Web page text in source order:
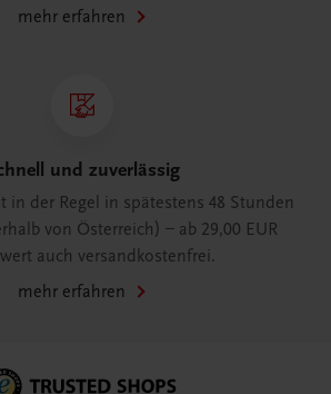
mehr erfahren
und zuverlässig
in der Regel in spätestens 48 Stunden
von Österreich) – ab 29,00 EUR
auch versandkostenfrei.
mehr erfahren